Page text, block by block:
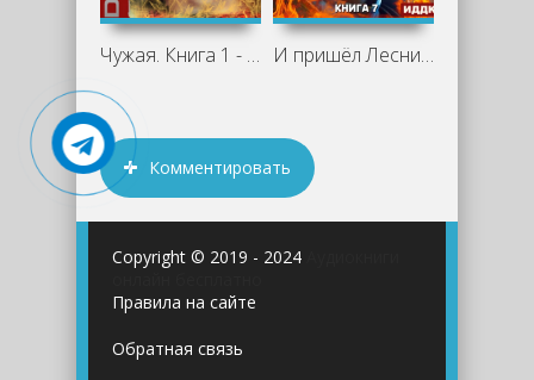
Чужая. Книга 1 - Василий Лазарев И пришёл Лесник! Книга 7 - Василий
Комментировать
Copyright © 2019 - 2024
Правила на сайте
Обратная связь